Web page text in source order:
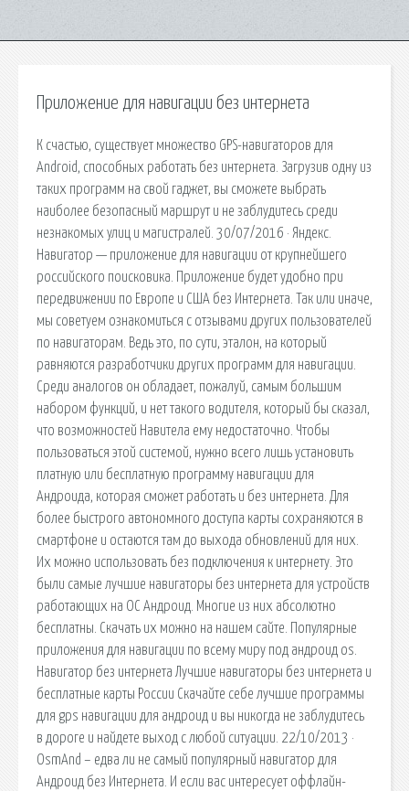
Приложение для навигации без интернета
К счастью, существует множество GPS-навигаторов для
Android, способных работать без интернета. Загрузив одну из
таких программ на свой гаджет, вы сможете выбрать
наиболее безопасный маршрут и не заблудитесь среди
незнакомых улиц и магистралей. 30/07/2016 · Яндекс.
Навигатор — приложение для навигации от крупнейшего
российского поисковика. Приложение будет удобно при
передвижении по Европе и США без Интернета. Так или иначе,
мы советуем ознакомиться с отзывами других пользователей
по навигаторам. Ведь это, по сути, эталон, на который
равняются разработчики других программ для навигации.
Среди аналогов он обладает, пожалуй, самым большим
набором функций, и нет такого водителя, который бы сказал,
что возможностей Навитела ему недостаточно. Чтобы
пользоваться этой системой, нужно всего лишь установить
платную или бесплатную программу навигации для
Андроида, которая сможет работать и без интернета. Для
более быстрого автономного доступа карты сохраняются в
смартфоне и остаются там до выхода обновлений для них.
Их можно использовать без подключения к интернету. Это
были самые лучшие навигаторы без интернета для устройств
работающих на ОС Андроид. Многие из них абсолютно
бесплатны. Скачать их можно на нашем сайте. Популярные
приложения для навигации по всему миру под андроид os.
Навигатор без интернета Лучшие навигаторы без интернета и
бесплатные карты России Скачайте себе лучшие программы
для gps навигации для андроид и вы никогда не заблудитесь
в дороге и найдете выход с любой ситуации. 22/10/2013 ·
OsmAnd – едва ли не самый популярный навигатор для
Андроид без Интернета. И если вас интересует оффлайн-